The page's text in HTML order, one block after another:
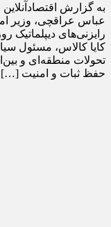
به گزارش
عباس عراقچی، وزیر
رایزنی‌های دیپلماتیک
کایا کالاس، مسئول
تحولات منطقه‌ای و
حفظ ثبات و امنیت […]